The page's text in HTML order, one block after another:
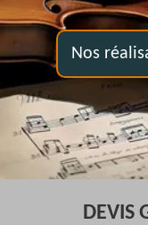
Nos
DEVIS